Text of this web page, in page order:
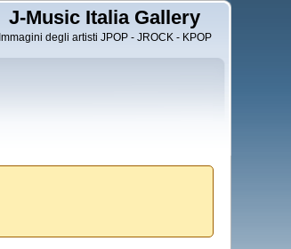
J-Music Italia Gallery
Immagini degli artisti JPOP - JROCK - KPOP